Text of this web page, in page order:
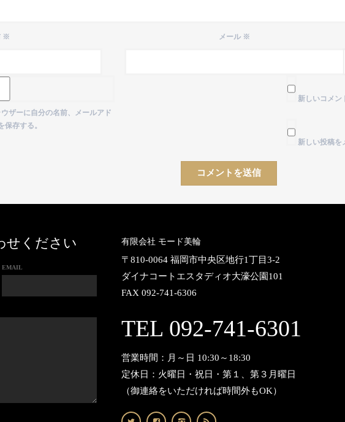
※ メール ※
ザーに自分の名前、メールアド
保存する。
新しいコメン
新しい投稿を
せください
EMAIL
有限会社 モード美輪
〒810-0064 福岡市中央区地行1丁目3-2
ダイナコートエスタディオ大濠公園101
FAX 092-741-6306
TEL 092-741-6301
営業時間：月～日 10:30～18:30
定休日：火曜日・祝日・第１、第３月曜日
（御連絡をいただければ時間外もOK）